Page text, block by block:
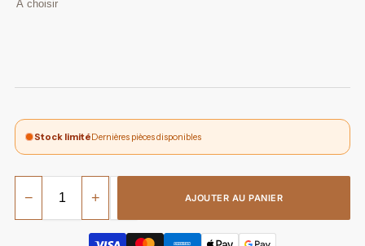
Stock limitéDernières pièces disponibles
− + AJOUTER AU PANIER